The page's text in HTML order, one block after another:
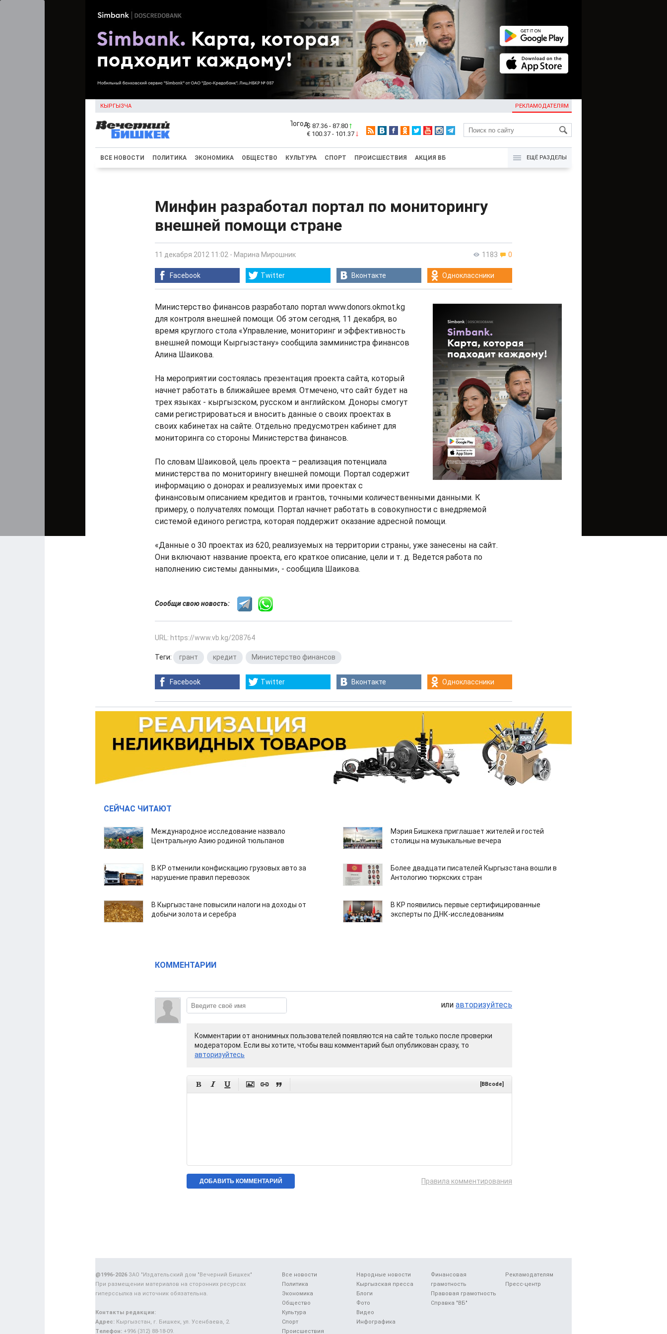
КЫРГЫЗЧА РЕКЛАМОДАТЕЛЯМ
KG
$ 87.36 - 87.80
€ 100.37 - 101.37
ВСЕ НОВОСТИ ПОЛИТИКА ЭКОНОМИКА ОБЩЕСТВО КУЛЬТУРА СПОРТ ПРОИСШЕСТВИЯ АКЦИЯ ВБ ЕЩЁ РАЗДЕЛЫ
Минфин разработал портал по мониторингу
внешней помощи стране
1183 0
11 декабря 2012 11:02 - Марина Мирошник
Facebook Twitter Вконтакте Одноклассники
Министерство финансов разработало портал www.donors.okmot.kg
для контроля внешней помощи. Об этом сегодня, 11 декабря, во
время круглого стола «Управление, мониторинг и эффективность
внешней помощи Кыргызстану» сообщила замминистра финансов
Алина Шаикова.
На мероприятии состоялась презентация проекта сайта, который
начнет работать в ближайшее время. Отмечено, что сайт будет на
трех языках - кыргызском, русском и английском. Доноры смогут
сами регистрироваться и вносить данные о своих проектах в
своих кабинетах на сайте. Отдельно предусмотрен кабинет для
мониторинга со стороны Министерства финансов.
По словам Шаиковой, цель проекта – реализация потенциала
министерства по мониторингу внешней помощи. Портал содержит
информацию о донорах и реализуемых ими проектах с
финансовым описанием кредитов и грантов, точными количественными данными. К
примеру, о получателях помощи. Портал начнет работать в совокупности с внедряемой
системой единого регистра, которая поддержит оказание адресной помощи.
«Данные о 30 проектах из 620, реализуемых на территории страны, уже занесены на сайт.
Они включают название проекта, его краткое описание, цели и т. д. Ведется работа по
наполнению системы данными», - сообщила Шаикова.
Сообщи свою новость:
URL: https://www.vb.kg/208764
Теги: грант кредит Министерство финансов
Facebook Twitter Вконтакте Одноклассники
СЕЙЧАС ЧИТАЮТ
Международное исследование назвало
Центральную Азию родиной тюльпанов
Мэрия Бишкека приглашает жителей и гостей
столицы на музыкальные вечера
В КР отменили конфискацию грузовых авто за
нарушение правил перевозок
Более двадцати писателей Кыргызстана вошли в
Антологию тюркских стран
В Кыргызстане повысили налоги на доходы от
добычи золота и серебра
В КР появились первые сертифицированные
эксперты по ДНК-исследованиям
КОММЕНТАРИИ
или авторизуйтесь
Комментарии от анонимных пользователей появляются на сайте только после проверки
модератором. Если вы хотите, чтобы ваш комментарий был опубликован сразу, то
авторизуйтесь
      [BBcode]
Правила комментирования
Все новости
Политика
Экономика
Общество
Культура
Спорт
Происшествия
Народные новости
Кыргызская пресса
Блоги
Фото
Видео
Инфографика
Финансовая
грамотность
Правовая грамотность
Справка "ВБ"
Рекламодателям
Пресс-центр
@1996-2026ЗАО "Издательский дом "Вечерний Бишкек"
При размещении материалов на сторонних ресурсах
гиперссылка на источник обязательна.
Контакты редакции:
Адрес: Кыргызстан, г. Бишкек, ул. Усенбаева, 2.
Телефон: +996 (312) 88-18-09.